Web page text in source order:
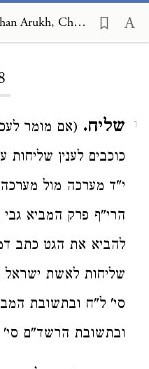
Ba'er Hetev on Shulchan Arukh, Choshen Mishpat 188
1 שליח. (אם מומר
כוכבים לענין שליחות
י"ד מערכה מול
הרי"ף פרק המביא
להביא את הגט כתב
שליחות לאשת ישראל
סי' ל"ח ובתשובת
ובתשובת הרשד"ם סי'